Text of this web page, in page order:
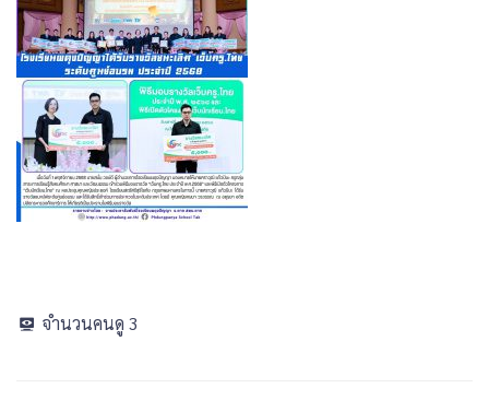
จำนวนคนดู 3